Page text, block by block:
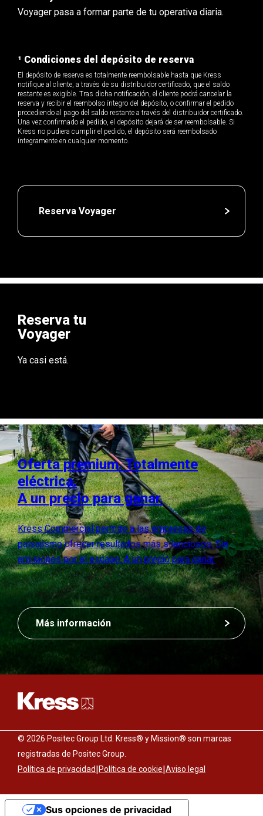
Voyager pasa a formar parte de tu operativa diaria.
¹ Condiciones del depósito de reserva
El depósito de reserva es totalmente reembolsable hasta que Kress
notifique al cliente, a través de su distribuidor certificado, que el saldo
restante es exigible. Tras dicha notificación, el cliente podrá cancelar la
reserva y recibir el reembolso íntegro del depósito, o confirmar el pedido
procediendo al pago del saldo restante a través del distribuidor certificado.
Una vez confirmado el pedido, el depósito dejará de ser reembolsable. Si
Kress no pudiera cumplir el pedido, el depósito será reembolsado
íntegramente en cualquier momento.
Reserva Voyager
Reserva tu
Voyager
Ya casi está.
Oferta premium. Totalmente
eléctrica.
A un precio para ganar.
Kress Commercial permite a las empresas de
paisajismo ofrecer resultados más silenciosos. Sin
emisiones por el escape. A un precio para ganar.
Más información
© 2026 Positec Group Ltd. Kress® y Mission® son marcas
registradas de Positec Group.
Política de privacidad|Política de cookie|Aviso legal
Sus opciones de privacidad